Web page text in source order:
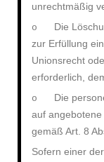
unrechtmäßig
o Die
zur Erfüllung
Unionsrecht
erforderlich,
o Die
auf
gemäß Art. 8
Sofern einer